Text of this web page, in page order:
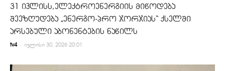
31 ივლისს,ელექტროენერგიის მიწოდება
შეეზღუდება „ენერგო-პრო ჯორჯიას“ ქსელში
არსებული აბონენტების ნაწილს
tv4 - ივლისი 30, 2026 20:01